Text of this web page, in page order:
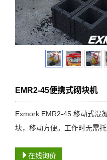
EMR2-45便携式砌块机
Exmork EMR2-45 移动式混
块，移动方便。工作时无需托
在线询价